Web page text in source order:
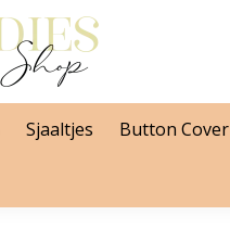
Sjaaltjes Button Cover